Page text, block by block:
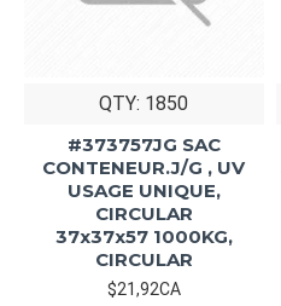
QTY: 1850
#373757JG SAC
CONTENEUR.J/G , UV
USAGE UNIQUE,
CIRCULAR
37x37x57 1000KG,
CIRCULAR
$21,92CA